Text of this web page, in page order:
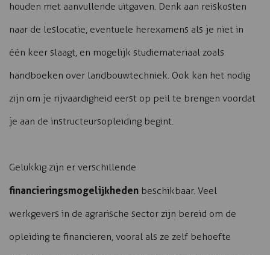
houden met aanvullende uitgaven. Denk aan reiskosten
naar de leslocatie, eventuele herexamens als je niet in
één keer slaagt, en mogelijk studiemateriaal zoals
handboeken over landbouwtechniek. Ook kan het nodig
zijn om je rijvaardigheid eerst op peil te brengen voordat
je aan de instructeursopleiding begint.
Gelukkig zijn er verschillende
financieringsmogelijkheden beschikbaar. Veel
werkgevers in de agrarische sector zijn bereid om de
opleiding te financieren, vooral als ze zelf behoefte